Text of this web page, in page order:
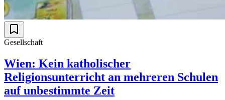
Gesellschaft
Wien: Kein katholischer
Religionsunterricht an mehreren Schulen
auf unbestimmte Zeit